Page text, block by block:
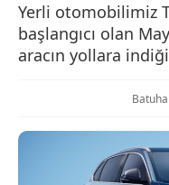
Yerli otomobilimiz
başlangıcı olan
aracın yollara